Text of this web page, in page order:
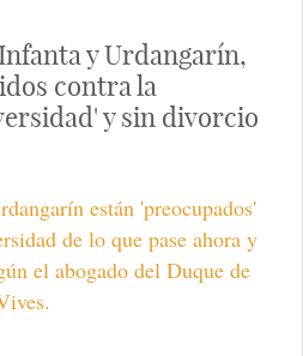
y Urdangarín,
contra la
y sin divorcio
están 'preocupados'
de lo que pase ahora y
el abogado del Duque de